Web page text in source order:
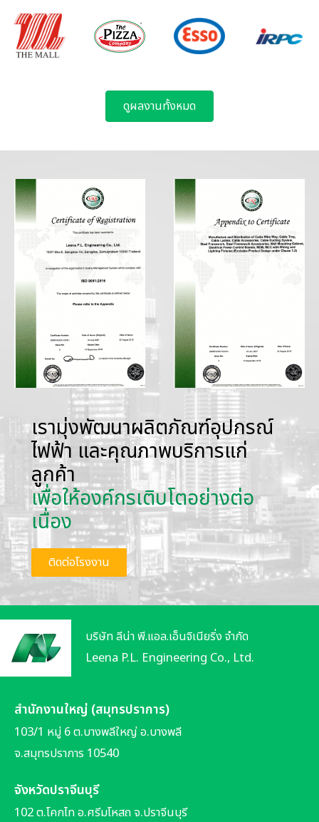
ดูผลงานทั้งหมด
เรามุ่งพัฒนาผลิตภัณฑ์อุปกรณ์
ไฟฟ้า และคุณภาพบริการแก่
ลูกค้า
เพื่อให้องค์กรเติบโตอย่างต่อ
เนื่อง
ติดต่อโรงงาน
บริษัท ลีน่า พี.แอล.เอ็นจิเนียริ่ง จำกัด
Leena P.L. Engineering Co., Ltd.
สำนักงานใหญ่ (สมุทรปราการ)
103/1 หมู่ 6 ต.บางพลีใหญ่ อ.บางพลี
จ.สมุทรปราการ 10540
จังหวัดปราจีนบุรี
102 ต.โคกไท อ.ศรีมโหสถ จ.ปราจีนบุรี